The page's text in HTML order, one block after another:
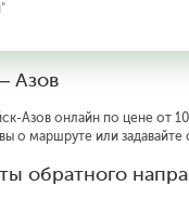
Азов
Азов онлайн по цене от
о маршруте или
обратного